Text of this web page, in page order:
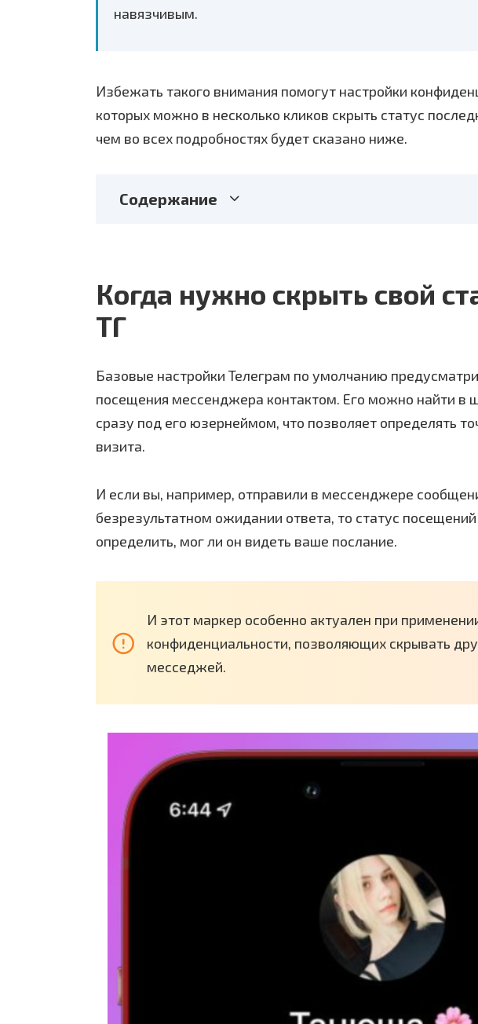
навязчивым.
Избежать такого внимания помогут настройки
которых можно в несколько кликов скрыть статус
чем во всех подробностях будет сказано ниже.
Содержание
Когда нужно скрыть свой
ТГ
Базовые настройки Телеграм по умолчанию
посещения мессенджера контактом. Его можно найти в
сразу под его юзернеймом, что позволяет определять
визита.
И если вы, например, отправили в мессенджере
безрезультатном ожидании ответа, то статус
определить, мог ли он видеть ваше послание.
И этот маркер особенно актуален при
конфиденциальности, позволяющих скрывать
месседжей.